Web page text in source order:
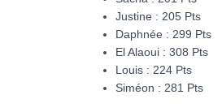
Justine : 205 Pts
Daphnée : 299 Pts
El Alaoui : 308 Pts
Louis : 224 Pts
Siméon : 281 Pts